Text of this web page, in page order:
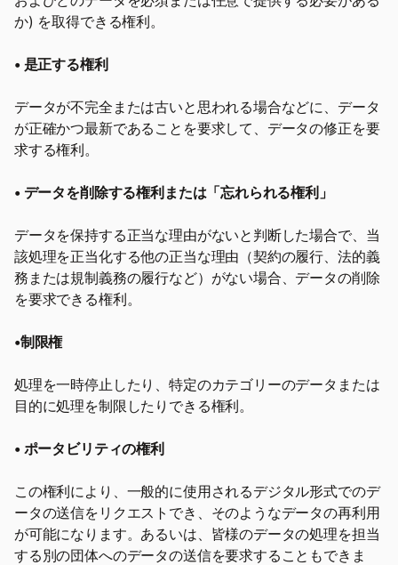
か) を取得できる権利。
• 是正する権利
データが不完全または古いと思われる場合などに、データ
が正確かつ最新であることを要求して、データの修正を要
求する権利。
• データを削除する権利または「忘れられる権利」
データを保持する正当な理由がないと判断した場合で、当
該処理を正当化する他の正当な理由（契約の履行、法的義
務または規制義務の履行など）がない場合、データの削除
を要求できる権利。
•制限権
処理を一時停止したり、特定のカテゴリーのデータまたは
目的に処理を制限したりできる権利。
• ポータビリティの権利
この権利により、一般的に使用されるデジタル形式でのデ
ータの送信をリクエストでき、そのようなデータの再利用
が可能になります。あるいは、皆様のデータの処理を担当
する別の団体へのデータの送信を要求することもできま